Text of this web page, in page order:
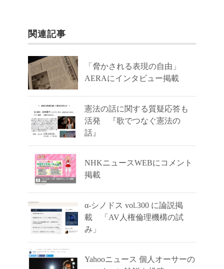
関連記事
「脅かされる表現の自由」
AERAにインタビュー掲載
憲法の話に関する質疑応答も
活発 『歌でつなぐ憲法の
話』
NHKニュースWEBにコメント
掲載
α-シノドス vol.300 に論説掲
載 「AV人権倫理機構の試
み」
Yahooニュース 個人オーサーの